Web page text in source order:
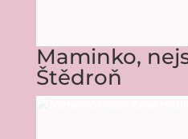
Maminko,
Štědroň